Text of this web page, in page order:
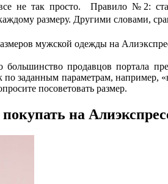
не так просто. Правило №2:
размеру. Другими словами,
мужской одежды на
большинство продавцов портала
по заданным параметрам,
посоветовать размер.
на